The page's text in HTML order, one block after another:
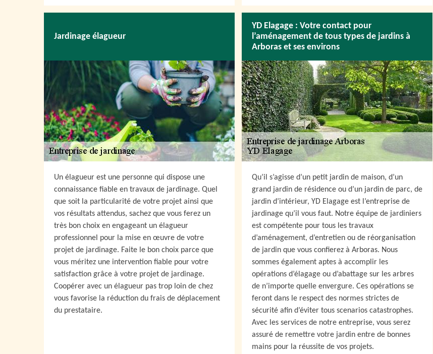
Jardinage élagueur
Un élagueur est une personne qui dispose une
connaissance fiable en travaux de jardinage. Quel
que soit la particularité de votre projet ainsi que
vos résultats attendus, sachez que vous ferez un
très bon choix en engageant un élagueur
professionnel pour la mise en œuvre de votre
projet de jardinage. Faite le bon choix parce que
vous méritez une intervention fiable pour votre
satisfaction grâce à votre projet de jardinage.
Coopérer avec un élagueur pas trop loin de chez
vous favorise la réduction du frais de déplacement
du prestataire.
YD Elagage : Votre contact pour
l’aménagement de tous types de jardins à
Arboras et ses environs
Qu’il s’agisse d’un petit jardin de maison, d’un
grand jardin de résidence ou d’un jardin de parc, de
jardin d’intérieur, YD Elagage est l’entreprise de
jardinage qu’il vous faut. Notre équipe de jardiniers
est compétente pour tous les travaux
d’aménagement, d’entretien ou de réorganisation
de jardin que vous confierez à Arboras. Nous
sommes également aptes à accomplir les
opérations d’élagage ou d’abattage sur les arbres
de n’importe quelle envergure. Ces opérations se
feront dans le respect des normes strictes de
sécurité afin d’éviter tous scenarios catastrophes.
Avec les services de notre entreprise, vous serez
assuré de remettre votre jardin entre de bonnes
mains pour la réussite de vos projets.